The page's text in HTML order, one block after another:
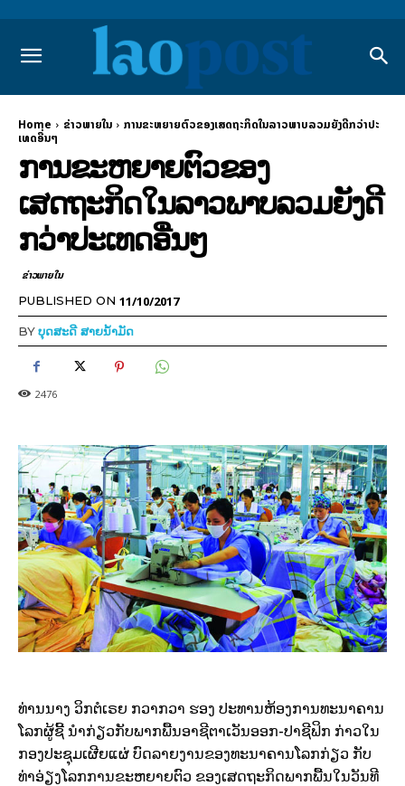
Home ຂ່າວພາຍ​ໃນ
ການຂະຫຍາຍຕົວຂອງເສດຖະກິດໃນລາວພາບລວມຍັງດີກວ່າປະ
ເທດອື່ນໆ
ການຂະຫຍາຍຕົວຂອງ
ເສດຖະກິດໃນລາວພາບລວມຍັງດີ
ກວ່າປະເທດອື່ນໆ
ຂ່າວພາຍ​ໃນ
PUBLISHED ON 11/10/2017
BYບຸດສະດີ ສາຍນ້ຳມັດ
2476
ທ່ານນາງ ວິກຕໍເຣຍ ກວາກວາ ຮອງ ປະທານຫ້ອງການທະນາຄານ
ໂລກຜູ້ຊີ້ ນຳກ່ຽວກັບພາກພື້ນອາຊີຕາເວັນອອກ-ປາຊີຟິກ ກ່າວໃນ
ກອງປະຊຸມເຜີຍແຜ່ ບົດລາຍງານຂອງທະນາຄານໂລກກ່ຽວ ກັບ
ທ່າອ່ຽງໂລກການຂະຫຍາຍຕົວ ຂອງເສດຖະກິດພາກພື້ນໃນວັນທີ